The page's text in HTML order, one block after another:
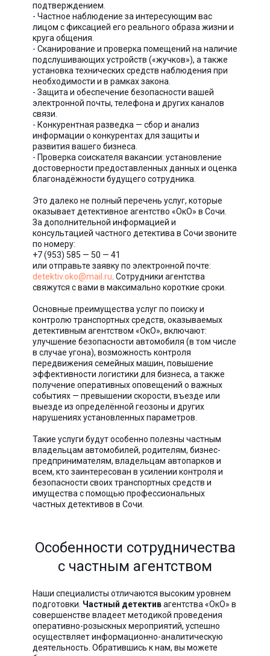
подтверждением.
- Частное наблюдение за интересующим вас
лицом с фиксацией его реального образа жизни и
круга общения.
- Сканирование и проверка помещений на наличие
подслушивающих устройств («жучков»), а также
установка технических средств наблюдения при
необходимости и в рамках закона.
- Защита и обеспечение безопасности вашей
электронной почты, телефона и других каналов
связи.
- Конкурентная разведка — сбор и анализ
информации о конкурентах для защиты и
развития вашего бизнеса.
- Проверка соискателя вакансии: установление
достоверности предоставленных данных и оценка
благонадёжности будущего сотрудника.
Это далеко не полный перечень услуг, которые
оказывает детективное агентство «ОкО» в Сочи.
За дополнительной информацией и
консультацией частного детектива в Сочи звоните
по номеру:
+7 (953) 585 — 50 — 41
или отправьте заявку по электронной почте:
detektiv.oko@mail.ru . Сотрудники агентства
свяжутся с вами в максимально короткие сроки.
Основные преимущества услуг по поиску и
контролю транспортных средств, оказываемых
детективным агентством «ОкО», включают:
улучшение безопасности автомобиля (в том числе
в случае угона), возможность контроля
передвижения семейных машин, повышение
эффективности логистики для бизнеса, а также
получение оперативных оповещений о важных
событиях — превышении скорости, въезде или
выезде из определённой геозоны и других
нарушениях установленных параметров.
Такие услуги будут особенно полезны частным
владельцам автомобилей, родителям, бизнес-
предпринимателям, владельцам автопарков и
всем, кто заинтересован в усилении контроля и
безопасности своих транспортных средств и
имущества с помощью профессиональных
частных детективов в Сочи.
Особенности сотрудничества
с частным агентством
Наши специалисты отличаются высоким уровнем
подготовки. Частный детективагентства «ОкО» в
совершенстве владеет методикой проведения
оперативно-розыскных мероприятий, успешно
осуществляет информационно-аналитическую
деятельность. Обратившись к нам, вы можете